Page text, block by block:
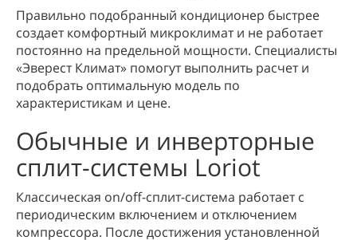
Правильно подобранный кондиционер быстрее
создает комфортный микроклимат и не работает
постоянно на предельной мощности. Специалисты
«Эверест Климат» помогут выполнить расчет и
подобрать оптимальную модель по
характеристикам и цене.
Обычные и инверторные
сплит-системы Loriot
Классическая on/off-сплит-система работает с
периодическим включением и отключением
компрессора. После достижения установленной